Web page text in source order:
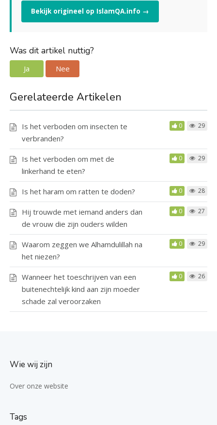
Bekijk origineel op IslamQA.info →
Was dit artikel nuttig?
Ja Nee
Gerelateerde Artikelen
Is het verboden om insecten te
verbranden?
0 29
Is het verboden om met de
linkerhand te eten?
0 29
Is het haram om ratten te doden? 0 28
Hij trouwde met iemand anders dan
de vrouw die zijn ouders wilden
0 27
Waarom zeggen we Alhamdulillah na
het niezen?
0 29
Wanneer het toeschrijven van een
buitenechtelijk kind aan zijn moeder
schade zal veroorzaken
0 26
Wie wij zijn
Over onze website
Tags